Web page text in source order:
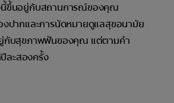
ขึ้นอยู่กับสถานการณ์ของคุณ
งปากและการนัดหมายดูแลสุขอนามัย
กับสุขภาพฟันของคุณ แต่ตามคำ
ละสองครั้ง